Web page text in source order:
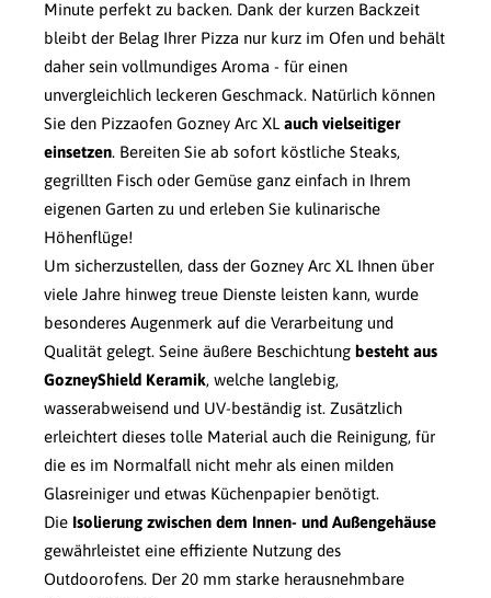
Minute perfekt zu backen. Dank der kurzen Backzeit
bleibt der Belag Ihrer Pizza nur kurz im Ofen und behält
daher sein vollmundiges Aroma - für einen
unvergleichlich leckeren Geschmack. Natürlich können
Sie den Pizzaofen Gozney Arc XL auch vielseitiger
einsetzen. Bereiten Sie ab sofort köstliche Steaks,
gegrillten Fisch oder Gemüse ganz einfach in Ihrem
eigenen Garten zu und erleben Sie kulinarische
Höhenflüge!
Um sicherzustellen, dass der Gozney Arc XL Ihnen über
viele Jahre hinweg treue Dienste leisten kann, wurde
besonderes Augenmerk auf die Verarbeitung und
Qualität gelegt. Seine äußere Beschichtung besteht aus
GozneyShield Keramik, welche langlebig,
wasserabweisend und UV-beständig ist. Zusätzlich
erleichtert dieses tolle Material auch die Reinigung, für
die es im Normalfall nicht mehr als einen milden
Glasreiniger und etwas Küchenpapier benötigt.
Die Isolierung zwischen dem Innen- und Außengehäuse
gewährleistet eine effiziente Nutzung des
Outdoorofens. Der 20 mm starke herausnehmbare